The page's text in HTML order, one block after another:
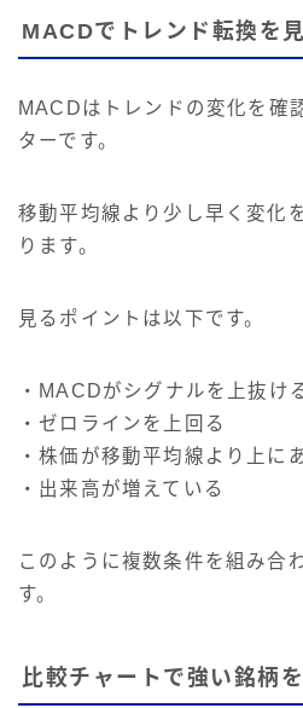
MACDでトレンド転換を
MACDはトレンドの変化を確
ターです。
移動平均線より少し早く変化
ります。
見るポイントは以下です。
・MACDがシグナルを上抜け
・ゼロラインを上回る
・株価が移動平均線より上に
・出来高が増えている
このように複数条件を組み合
す。
比較チャートで強い銘柄